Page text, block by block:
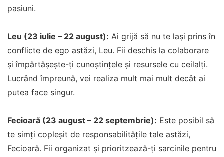
pasiuni.
Leu (23 iulie – 22 august): Ai grijă să nu te lași prins în
conflicte de ego astăzi, Leu. Fii deschis la colaborare
și împărtășește-ți cunoștințele și resursele cu ceilalți.
Lucrând împreună, vei realiza mult mai mult decât ai
putea face singur.
Fecioară (23 august – 22 septembrie): Este posibil să
te simți copleșit de responsabilitățile tale astăzi,
Fecioară. Fii organizat și prioritzează-ți sarcinile pentru